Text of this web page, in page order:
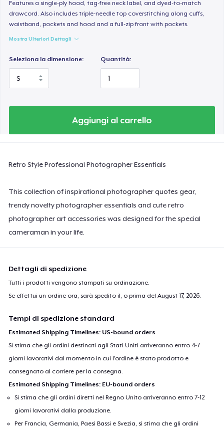
Features a single-ply hood, tag-free neck label, and dyed-to-match
drawcord. Also includes triple-needle top coverstitching along cuffs,
waistband, pockets and hood and a full-zip front with pockets.
Mostra Ulteriori Dettagli
Seleziona la dimensione: Quantità:
Aggiungi al carrello
Retro Style Professional Photographer Essentials
This collection of inspirational photographer quotes gear,
trendy novelty photographer essentials and cute retro
photographer art accessories was designed for the special
cameraman in your life.
Dettagli di spedizione
Tutti i prodotti vengono stampati su ordinazione.
Se effettui un ordine ora, sarà spedito il, o prima delAugust 17, 2026.
Tempi di spedizione standard
Estimated Shipping Timelines: US-bound orders
Si stima che gli ordini destinati agli Stati Uniti arriveranno entro 4-7
giorni lavorativi dal momento in cui l'ordine è stato prodotto e
consegnato al corriere per la consegna.
Estimated Shipping Timelines: EU-bound orders
Si stima che gli ordini diretti nel Regno Unito arriveranno entro 7-12
giorni lavorativi dalla produzione.
Per Francia, Germania, Paesi Bassi e Svezia, si stima che gli ordini
Women's Classic Tee
23,99 USD
Women's Comfort Tee
Essential Tee
24,99 USD